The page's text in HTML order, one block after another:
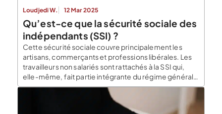
Loudjedi W. 12 Mar 2025
Qu’est-ce que la sécurité sociale des
indépendants (SSI) ?
Cette sécurité sociale couvre principalement les
artisans, commerçants et professions libérales. Les
travailleurs non salariés sont rattachés à la SSI qui,
elle-même, fait partie intégrante du régime générale
de la sécurité sociale. Qui est affilié à la SSI ? La SSI
n’est pas un organisme indépendant mais dépendant
du régime général de la sécurité sociale. […]